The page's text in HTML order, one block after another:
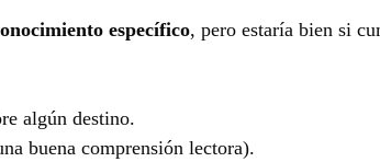
específico, pero estaría bien si
algún destino.
buena comprensión lectora).